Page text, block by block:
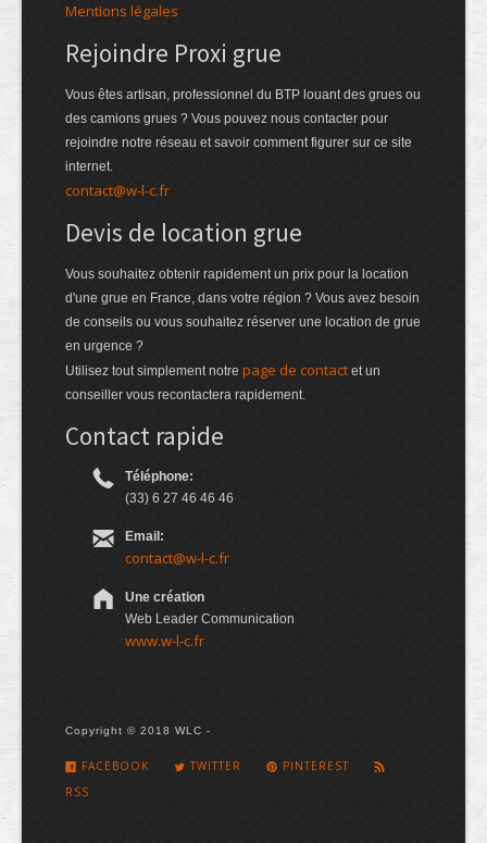
Mentions légales
Rejoindre Proxi grue
Vous êtes artisan, professionnel du BTP louant des grues ou
des camions grues ? Vous pouvez nous contacter pour
rejoindre notre réseau et savoir comment figurer sur ce site
internet.
contact@w-l-c.fr
Devis de location grue
Vous souhaitez obtenir rapidement un prix pour la location
d'une grue en France, dans votre région ? Vous avez besoin
de conseils ou vous souhaitez réserver une location de grue
en urgence ?
Utilisez tout simplement notre page de contact et un
conseiller vous recontactera rapidement.
Contact rapide
Téléphone:
(33) 6 27 46 46 46
Email:
contact@w-l-c.fr
Une création
Web Leader Communication
www.w-l-c.fr
Copyright © 2018 WLC -
FACEBOOK TWITTER
PINTEREST
RSS